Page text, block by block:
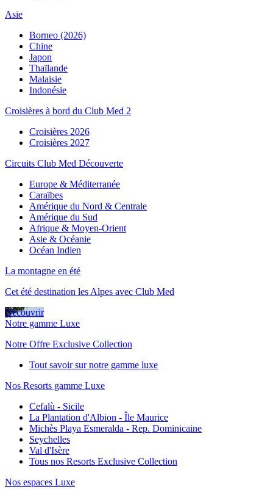
Asie
Borneo (2026)
Chine
Japon
Thaïlande
Malaisie
Indonésie
Croisières à bord du Club Med 2
Croisières 2026
Croisières 2027
Circuits Club Med Découverte
Europe & Méditerranée
Caraïbes
Amérique du Nord & Centrale
Amérique du Sud
Afrique & Moyen-Orient
Asie & Océanie
Océan Indien
La montagne en été
Cet été destination les Alpes avec Club Med
Découvrir
Notre gamme Luxe
Notre Offre Exclusive Collection
Tout savoir sur notre gamme luxe
Nos Resorts gamme Luxe
Cefalù - Sicile
La Plantation d'Albion - Île Maurice
Michès Playa Esmeralda - Rep. Dominicaine
Seychelles
Val d'Isère
Tous nos Resorts Exclusive Collection
Nos espaces Luxe